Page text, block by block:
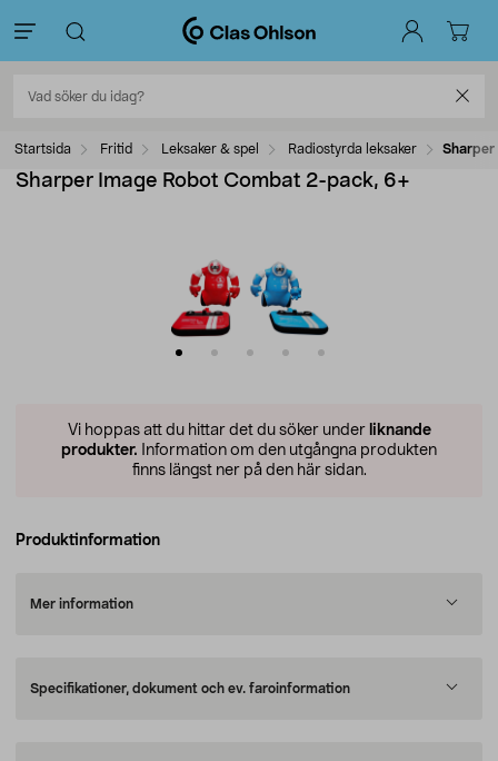
Startsida Fritid Leksaker & spel Radiostyrda leksaker Sharper
Sharper Image Robot Combat 2-pack, 6+
Vi hoppas att du hittar det du söker under liknande
produkter. Information om den utgångna produkten
finns längst ner på den här sidan.
Produktinformation
Mer information
Specifikationer, dokument och ev. faroinformation